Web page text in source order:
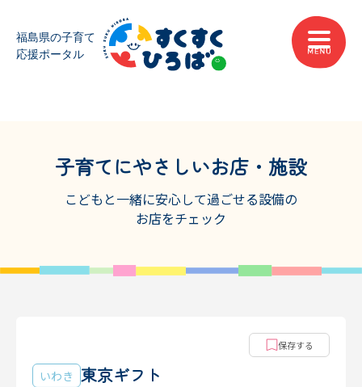
子育てにやさしいお店・施設
こどもと一緒に安心して過ごせる設備の
お店をチェック
保存する
いわき 東京ギフト